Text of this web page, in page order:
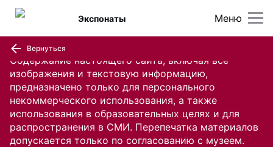
Содержание настоящего сайта, включая все
изображения и текстовую информацию,
предназначено только для персонального
некоммерческого использования, а также
использования в образовательных целях и для
распространения в СМИ. Перепечатка материалов
допускается только по согласованию с музеем.
Меню
Экспонаты
Вернуться